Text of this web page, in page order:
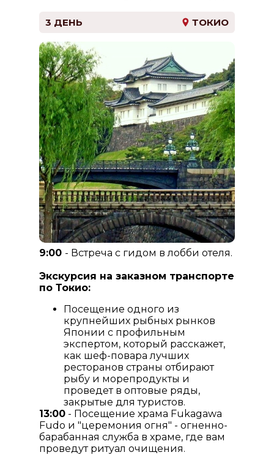
токийскими Елисейскими
полями.
Возвращение в отель.
9:00 - Встреча с гидом в лобби отеля.
Экскурсия на заказном транспорте
по Токио:
Посещение одного из
крупнейших рыбных рынков
Японии с профильным
экспертом, который расскажет,
как шеф-повара лучших
ресторанов страны отбирают
рыбу и морепродукты и
проведет в оптовые ряды,
закрытые для туристов.
13:00 - Посещение храма Fukagawa
Fudo и "церемония огня" - огненно-
барабанная служба в храме, где вам
проведут ритуал очищения.
3 ДЕНЬ ТОКИО